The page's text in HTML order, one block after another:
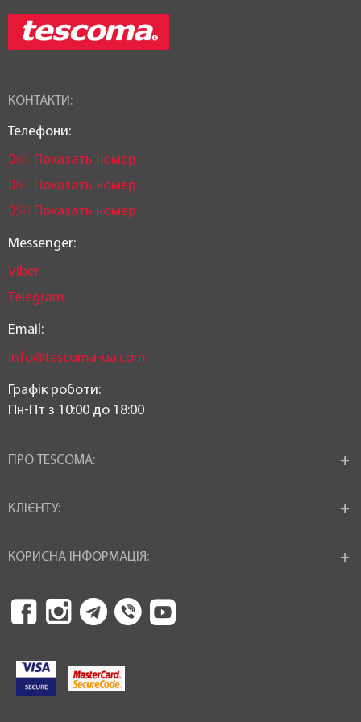
КОНТАКТИ:
Телефони:
063 Показать номер
067 Показать номер
050 Показать номер
Messenger:
Viber
Telegram
Email:
info@tescoma-ua.com
Графік роботи:
Пн-Пт з 10:00 до 18:00
ПРО TESCOMA:
КЛІЄНТУ:
КОРИСНА ІНФОРМАЦІЯ: